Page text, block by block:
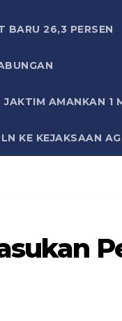
BARU 26,3 PERSEN
AMANKAN 1
KE KEJAKSAAN